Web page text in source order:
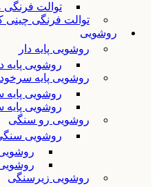
توالت فرنگی
توالت فرنگی چینی
روشویی
روشویی پایه دار
روشویی پایه
روشویی پایه سرخود
روشویی پایه
روشویی پایه
روشویی رو سنگی
روشویی
روشویی زیرسنگی